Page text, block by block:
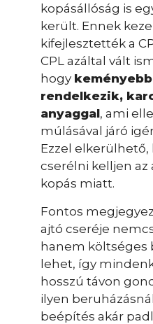
kopásállóság is
került. Ennek
kifejlesztették a
CPL azáltal vált
hogy
rendelkezik,
anyaggal, ami
múlásával járó
Ezzel
cserélni kelljen az
kopás miatt.
Fontos
ajtó cseréje
hanem költséges
lehet, így
hosszú távon
ilyen
beépítés akár